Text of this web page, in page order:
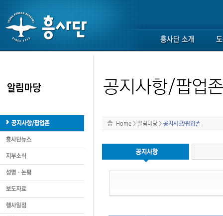
Home > 알림마당 > 공지사항/팝업존